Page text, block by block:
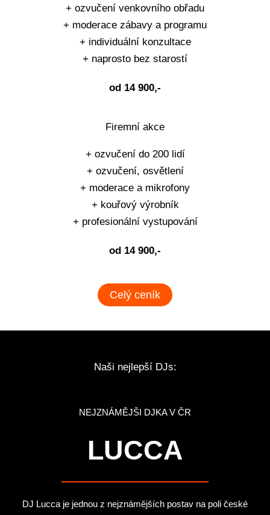
+ ozvučení venkovního obřadu
+ moderace zábavy a programu
+ individuální konzultace
+ naprosto bez starostí
od 14 900,-
Firemní akce
+ ozvučení do 200 lidí
+ ozvučení, osvětlení
+ moderace a mikrofony
+ kouřový výrobník
+ profesionální vystupování
od 14 900,-
Celý ceník
Naši nejlepší DJs:
NEJZNÁMĚJŠI DJKA V ČR
LUCCA
DJ Lucca je jednou z nejznámějších postav na poli české